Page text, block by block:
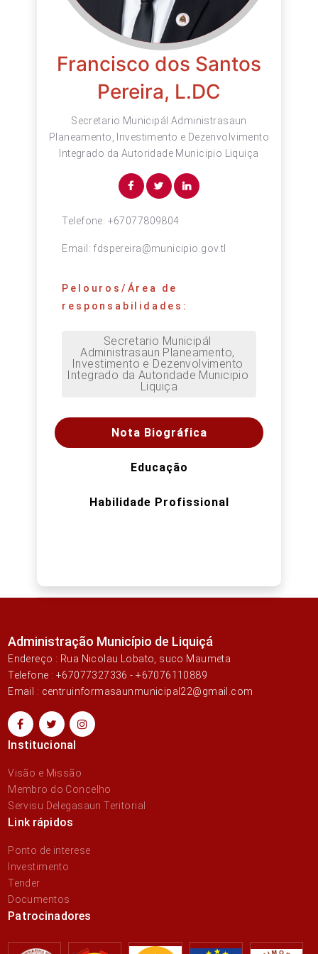
Francisco dos Santos
Pereira, L.DC
Secretario Municipál Administrasaun
Planeamento, Investimento e Dezenvolvimento
Integrado da Autoridade Municipio Liquiça
Telefone: +67077809804
Email: fdspereira@municipio.gov.tl
Pelouros/Área de
responsabilidades:
Secretario Municipál
Administrasaun Planeamento,
Investimento e Dezenvolvimento
Integrado da Autoridade Municipio
Liquiça
Nota Biográfica
Educação
Habilidade Profissional
Administração Município de Liquiçá
Endereço : Rua Nicolau Lobato, suco Maumeta
Telefone : +67077327336 - +67076110889
Email : centruinformasaunmunicipal22@gmail.com
Institucional
Visão e Missão
Membro do Concelho
Servisu Delegasaun Teritorial
Link rápidos
Ponto de interese
Investimento
Tender
Documentos
Patrocinadores